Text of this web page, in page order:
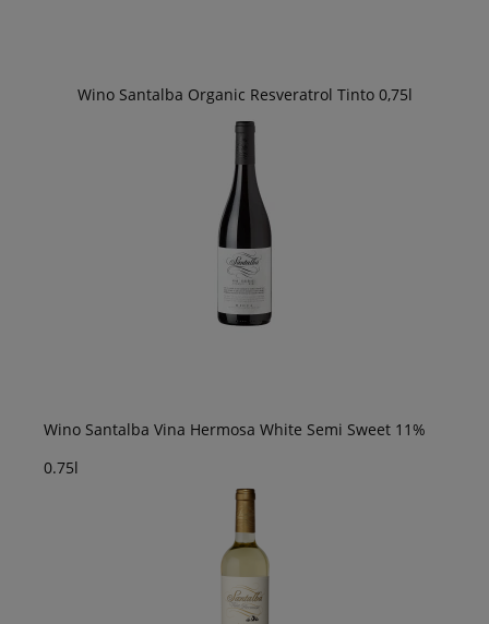
Wino Santalba Organic Resveratrol Tinto 0,75l
Wino Santalba Vina Hermosa White Semi Sweet 11%
0.75l